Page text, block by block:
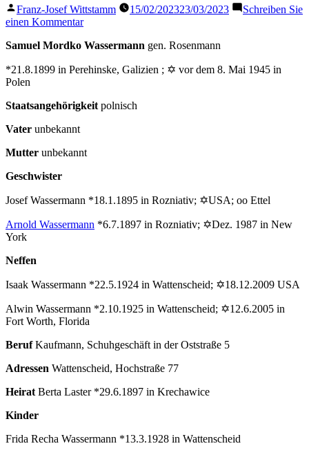
Veröffentlicht
von
Franz-Josef Wittstamm 15/02/202323/03/2023
Schreiben Sie
einen Kommentarzu
Samuel
Samuel Mordko Wassermann gen. Rosenmann
*21.8.1899 in Perehinske, Galizien ; ✡ vor dem 8. Mai 1945 in
Polen
Staatsangehörigkeit polnisch
Vater unbekannt
Mutter unbekannt
Geschwister
Josef Wassermann *18.1.1895 in Rozniativ; ✡USA; oo Ettel
Arnold Wassermann *6.7.1897 in Rozniativ; ✡Dez. 1987 in New
York
Neffen
Isaak Wassermann *22.5.1924 in Wattenscheid; ✡18.12.2009 USA
Alwin Wassermann *2.10.1925 in Wattenscheid; ✡12.6.2005 in
Fort Worth, Florida
BerufKaufmann, Schuhgeschäft in der Oststraße 5
Adressen Wattenscheid, Hochstraße 77
Heirat Berta Laster *29.6.1897 in Krechawice
Kinder
Frida Recha Wassermann *13.3.1928 in Wattenscheid